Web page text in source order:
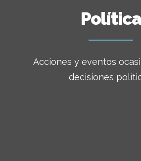
Política
Acciones y eventos
decisiones